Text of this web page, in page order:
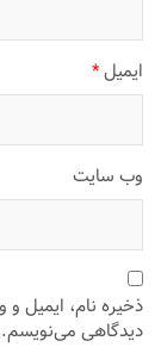
ایمیل*
وب‌ سایت
ذخیره نام، ایمیل و
دیدگاهی می‌نویسم.